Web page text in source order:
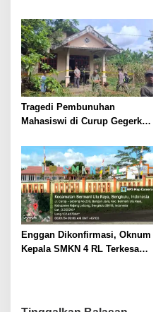
Tragedi Pembunuhan
Mahasiswi di Curup Gegerkan
Enggan Dikonfirmasi, Oknum
Kepala SMKN 4 RL Terkesan